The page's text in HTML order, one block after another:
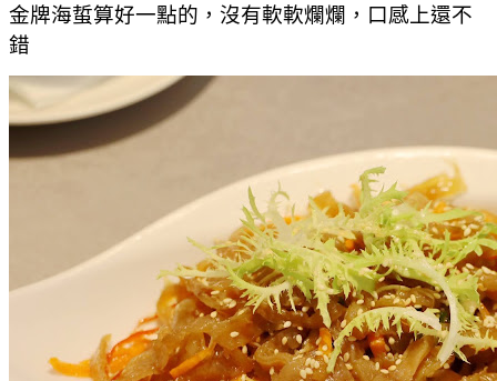
金牌海蜇算好一點的，沒有軟軟爛爛，口感上還不
錯